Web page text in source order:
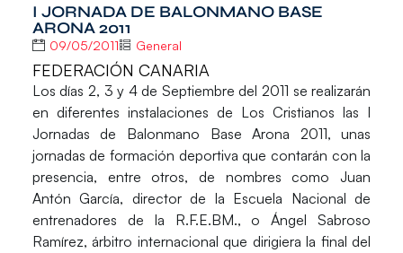
I JORNADA DE BALONMANO BASE
ARONA 2011
09/05/2011 General
FEDERACIÓN CANARIA
Los días 2, 3 y 4 de Septiembre del 2011 se realizarán
en diferentes instalaciones de Los Cristianos las I
Jornadas de Balonmano Base Arona 2011, unas
jornadas de formación deportiva que contarán con la
presencia, entre otros, de nombres como Juan
Antón García, director de la Escuela Nacional de
entrenadores de la R.F.E.BM., o Ángel Sabroso
Ramírez, árbitro internacional que dirigiera la final del